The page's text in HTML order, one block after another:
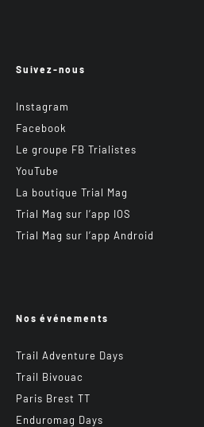
Suivez-nous
Instagram
Facebook
Le groupe FB Trialistes
YouTube
La boutique Trial Mag
Trial Mag sur l’app IOS
Trial Mag sur l’app Android
Nos événements
Trail Adventure Days
Trail Bivouac
Paris Brest TT
Enduromag Days